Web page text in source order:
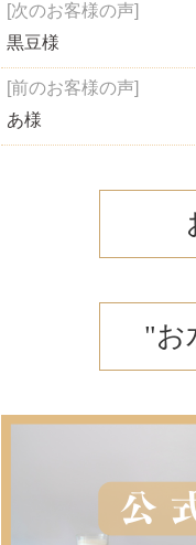
[次のお客様の声]
黒豆様
[前のお客様の声]
あ様
"お